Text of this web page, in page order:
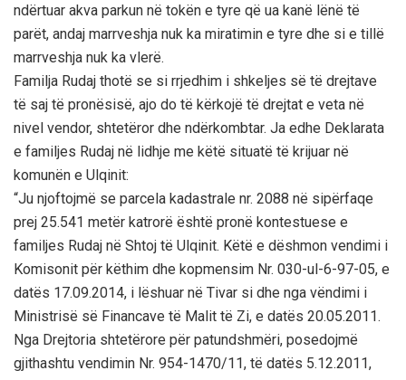
ndërtuar akva parkun në tokën e tyre që ua kanë lënë të
parët, andaj marrveshja nuk ka miratimin e tyre dhe si e tillë
marrveshja nuk ka vlerë.
Familja Rudaj thotë se si rrjedhim i shkeljes së të drejtave
të saj të pronësisë, ajo do të kërkojë të drejtat e veta në
nivel vendor, shtetëror dhe ndërkombtar. Ja edhe Deklarata
e familjes Rudaj në lidhje me këtë situatë të krijuar në
komunën e Ulqinit:
“Ju njoftojmë se parcela kadastrale nr. 2088 në sipërfaqe
prej 25.541 metër katrorë është pronë kontestuese e
familjes Rudaj në Shtoj të Ulqinit. Këtë e dëshmon vendimi i
Komisonit për këthim dhe kopmensim Nr. 030-ul-6-97-05, e
datës 17.09.2014, i lëshuar në Tivar si dhe nga vëndimi i
Ministrisë së Financave të Malit të Zi, e datës 20.05.2011.
Nga Drejtoria shtetërore për patundshmëri, posedojmë
gjithashtu vendimin Nr. 954-1470/11, të datës 5.12.2011,